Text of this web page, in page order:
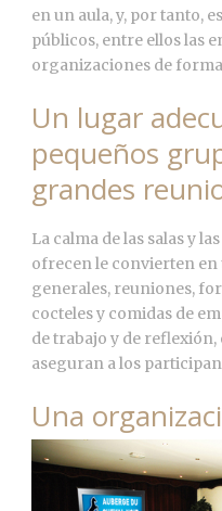
en un aula, y, por tanto,
públicos, entre ellos las
organizaciones de
Un lugar
pequeños
grandes
La calma de las salas y
ofrecen le convierten
generales, reuniones,
cocteles y comidas de
de trabajo y de
aseguran a los
Una